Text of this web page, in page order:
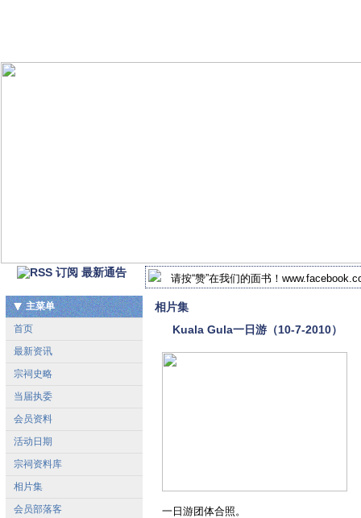
最新通告
2018-2019年 北马谢氏宗祠新届执监委
请按“赞”在我们的面书！
主菜单
首页
最新资讯
宗祠史略
当届执委
会员资料
活动日期
宗祠资料库
相片集
会员部落客
相片集
Kuala Gula一日游（10-7-2010）
一日游团体合照。